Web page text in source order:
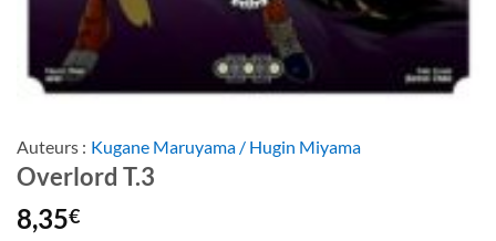
Auteurs : Kugane Maruyama / Hugin Miyama
Overlord T.3
8,35€